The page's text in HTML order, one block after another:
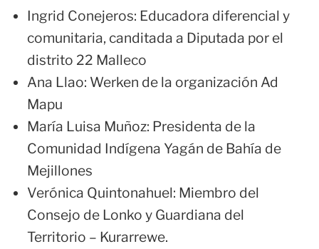
Ingrid Conejeros: Educadora diferencial y
comunitaria, canditada a Diputada por el
distrito 22 Malleco
Ana Llao: Werken de la organización Ad
Mapu
María Luisa Muñoz: Presidenta de la
Comunidad Indígena Yagán de Bahía de
Mejillones
Verónica Quintonahuel: Miembro del
Consejo de Lonko y Guardiana del
Territorio – Kurarrewe.